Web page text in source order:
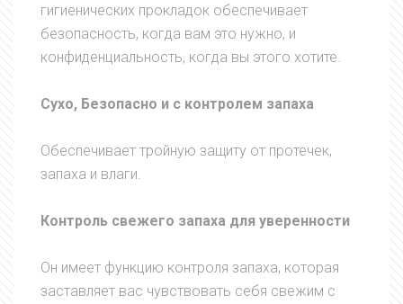
гигиенических прокладок обеспечивает
безопасность, когда вам это нужно, и
конфиденциальность, когда вы этого хотите.
Сухо, Безопасно и с контролем запаха
Обеспечивает тройную защиту от протечек,
запаха и влаги.
Контроль свежего запаха для уверенности
Он имеет функцию контроля запаха, которая
заставляет вас чувствовать себя свежим с